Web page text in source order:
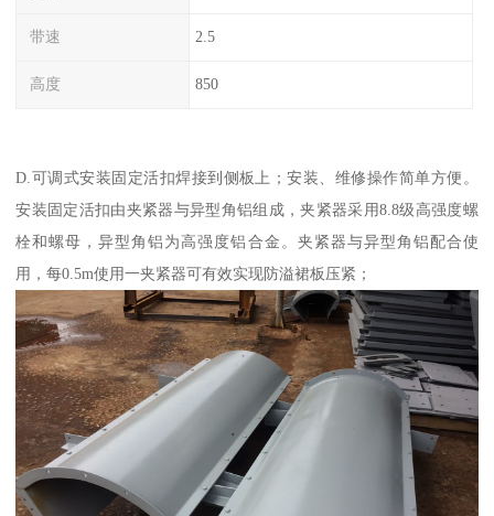
带速 2.5
高度 850
D.可调式安装固定活扣焊接到侧板上；安装、维修操作简单方便。
安装固定活扣由夹紧器与异型角铝组成，夹紧器采用8.8级高强度螺
栓和螺母，异型角铝为高强度铝合金。夹紧器与异型角铝配合使
用，每0.5m使用一夹紧器可有效实现防溢裙板压紧；